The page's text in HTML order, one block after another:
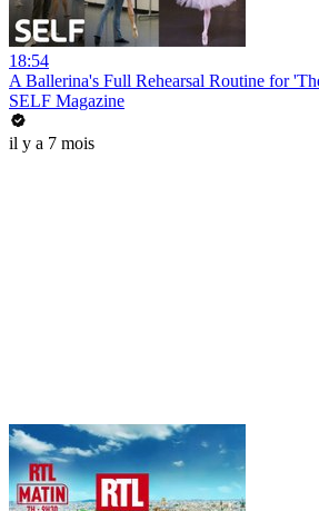
18:54
A Ballerina's Full Rehearsal Routine for
SELF Magazine
il y a 7 mois